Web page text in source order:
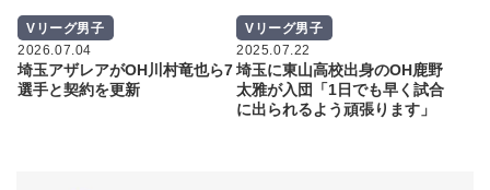
Vリーグ男子
2026.07.04
埼玉アザレアがOH川村竜也ら7
選手と契約を更新
Vリーグ男子
2025.07.22
埼玉に東山高校出身のOH鹿野
太雅が入団「1日でも早く試合
に出られるよう頑張ります」